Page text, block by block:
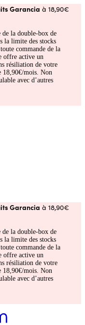
Garancia à 18,90€
de la double-box de
la limite des stocks
commande de la
offre active un
résiliation de votre
18,90€/mois. Non
avec d’autres
Garancia à 18,90€
de la double-box de
la limite des stocks
commande de la
offre active un
résiliation de votre
18,90€/mois. Non
avec d’autres